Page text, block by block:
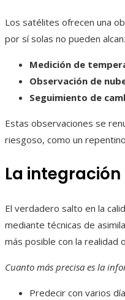
Los satélites ofrecen una
por sí solas no pueden
Medición de
Observación de
Seguimiento de
Estas observaciones se
riesgoso, como un
La
El verdadero salto en la
mediante técnicas de
más posible con la realidad
Cuanto más precisa es la
Predecir con varios